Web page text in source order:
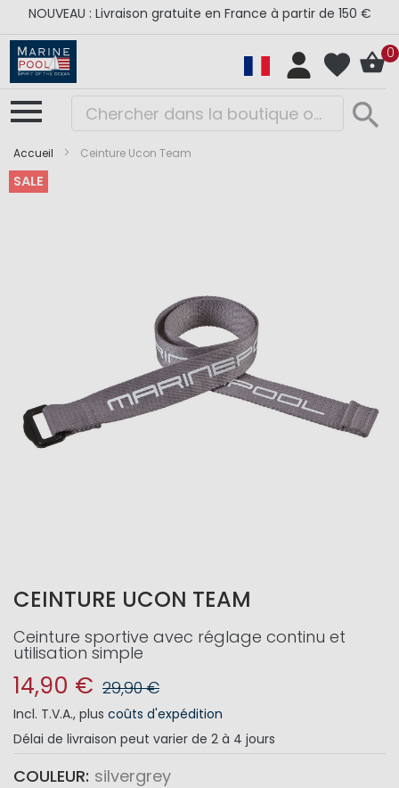
NOUVEAU : Livraison gratuite en France à partir de 150 €
0
Accueil Ceinture Ucon Team
SALE
Skip
Skip
CEINTURE UCON TEAM
Ceinture sportive avec réglage continu et
utilisation simple
14,90 € 29,90 €
Incl. T.V.A., plus coûts d'expédition
Délai de livraison peut varier de 2 à 4 jours
COULEUR silvergrey